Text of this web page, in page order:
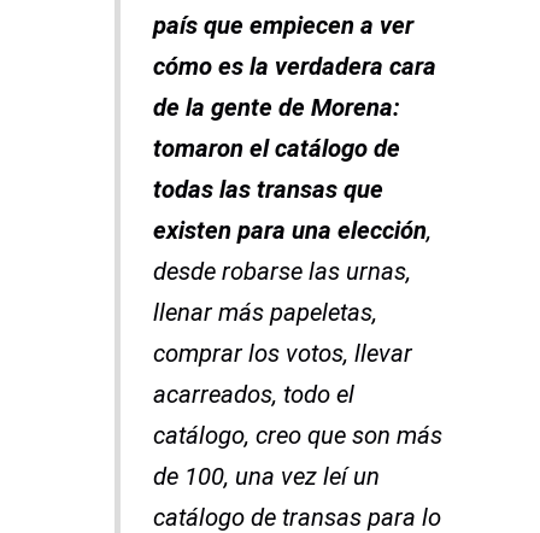
país que empiecen a ver
cómo es la verdadera cara
de la gente de Morena:
tomaron el catálogo de
todas las transas que
existen para una elección,
desde robarse las urnas,
llenar más papeletas,
comprar los votos, llevar
acarreados, todo el
catálogo, creo que son más
de 100, una vez leí un
catálogo de transas para lo